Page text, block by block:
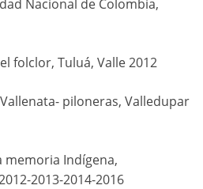
Nacional de Colombia,
folclor, Tuluá, Valle 2012
piloneras, Valledupar
memoria Indígena,
2013-2014-2016